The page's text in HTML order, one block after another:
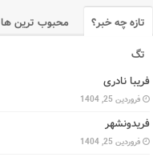
تازه چه خبر؟ محبوب ترین ها
تگ
فریبا نادری
فروردین 25, 1404
فریدونشهر
فروردین 25, 1404